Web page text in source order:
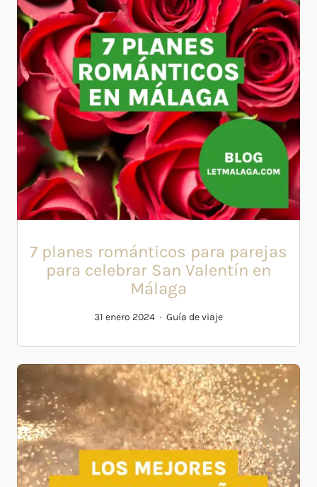
7 planes románticos para parejas
para celebrar San Valentín en
Málaga
31 enero 2024 Guía de viaje